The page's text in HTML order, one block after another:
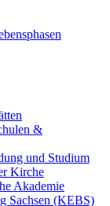
&
und Studium
Kirche
Akademie